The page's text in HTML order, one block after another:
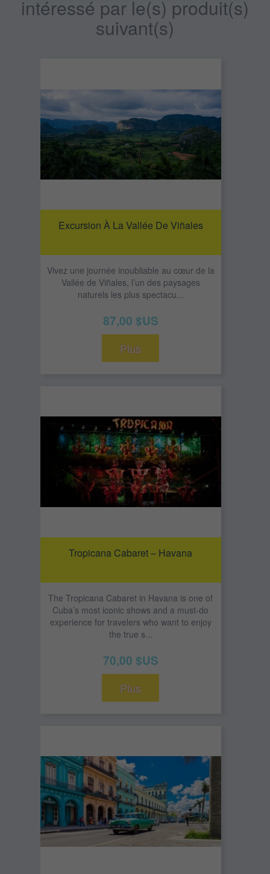
intéressé par le(s) produit(s)
suivant(s)
Excursion À La Vallée De Viñales
Vivez une journée inoubliable au cœur de la
Vallée de Viñales, l’un des paysages
naturels les plus spectacu...
87,00 $US
Plus
Tropicana Cabaret – Havana
The Tropicana Cabaret in Havana is one of
Cuba’s most iconic shows and a must-do
experience for travelers who want to enjoy
the true s...
70,00 $US
Plus